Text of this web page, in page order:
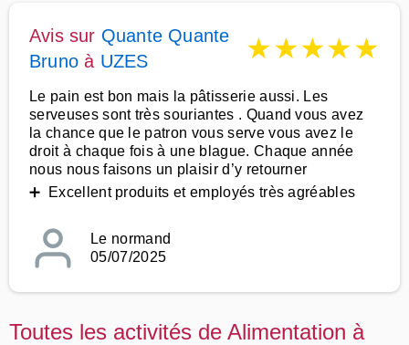
Avis sur Quante Quante
Bruno à UZES ★★★★★
Le pain est bon mais la pâtisserie aussi. Les
serveuses sont très souriantes . Quand vous avez
la chance que le patron vous serve vous avez le
droit à chaque fois à une blague. Chaque année
nous nous faisons un plaisir d’y retourner
➕ Excellent produits et employés très agréables
Le normand
05/07/2025
Toutes les activités de Alimentation à